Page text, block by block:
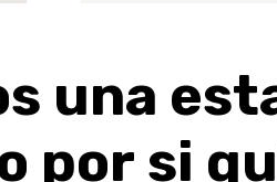
una
por si